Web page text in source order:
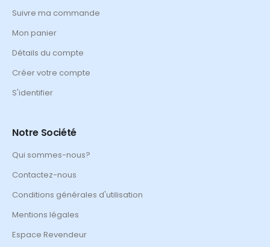
Suivre ma commande
Mon panier
Détails du compte
Créer votre compte
S'identifier
Notre Société
Qui sommes-nous?
Contactez-nous
Conditions générales d'utilisation
Mentions légales
Espace Revendeur